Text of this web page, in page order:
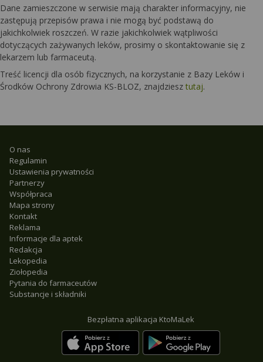
Dane zamieszczone w serwisie mają charakter informacyjny, nie
zastępują przepisów prawa i nie mogą być podstawą do
jakichkolwiek roszczeń. W razie jakichkolwiek wątpliwości
dotyczących zażywanych leków, prosimy o skontaktowanie się z
lekarzem lub farmaceutą.
Treść licencji dla osób fizycznych, na korzystanie z Bazy Leków i
Środków Ochrony Zdrowia KS-BLOZ, znajdziesz tutaj.
O nas
Regulamin
Ustawienia prywatności
Partnerzy
Współpraca
Mapa strony
Kontakt
Reklama
Informacje dla aptek
Redakcja
Lekopedia
Ziołopedia
Pytania do farmaceutów
Substancje i składniki
Bezpłatna aplikacja KtoMaLek